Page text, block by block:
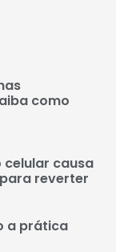
como
celular causa
reverter
a prática